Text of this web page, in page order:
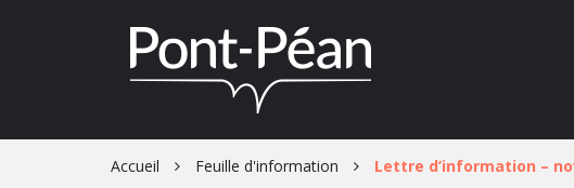
Accueil Feuille d'information Lettre d’information –